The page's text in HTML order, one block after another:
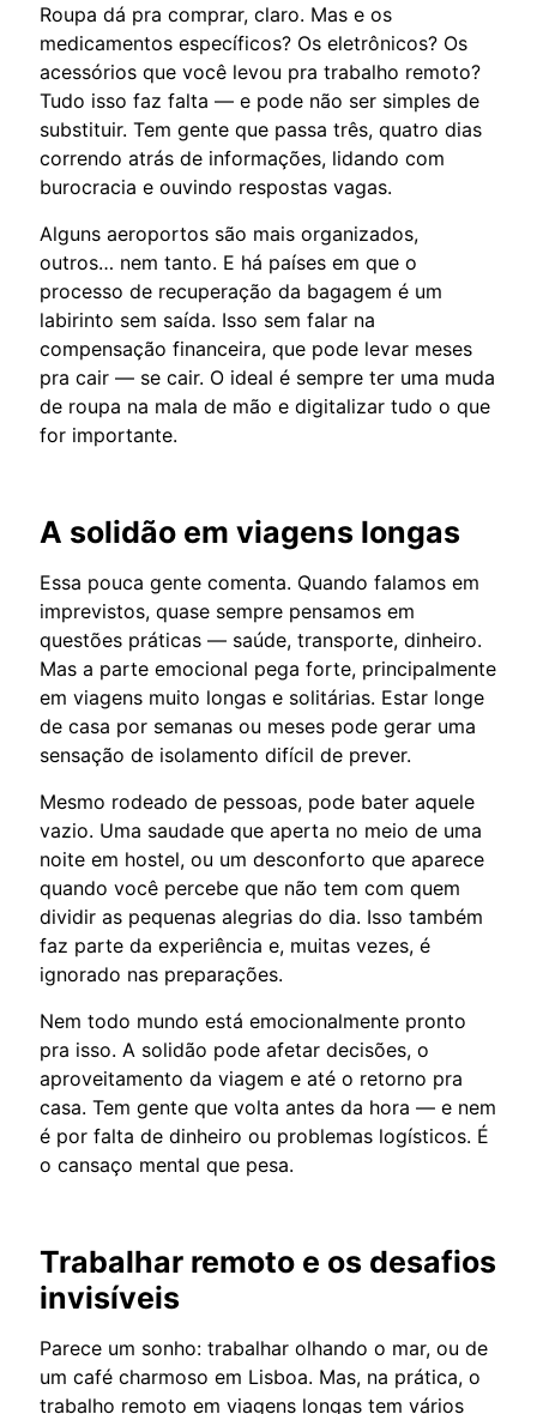
Roupa dá pra comprar, claro. Mas e os
medicamentos específicos? Os eletrônicos? Os
acessórios que você levou pra trabalho remoto?
Tudo isso faz falta — e pode não ser simples de
substituir. Tem gente que passa três, quatro dias
correndo atrás de informações, lidando com
burocracia e ouvindo respostas vagas.
Alguns aeroportos são mais organizados,
outros… nem tanto. E há países em que o
processo de recuperação da bagagem é um
labirinto sem saída. Isso sem falar na
compensação financeira, que pode levar meses
pra cair — se cair. O ideal é sempre ter uma muda
de roupa na mala de mão e digitalizar tudo o que
for importante.
A solidão em viagens longas
Essa pouca gente comenta. Quando falamos em
imprevistos, quase sempre pensamos em
questões práticas — saúde, transporte, dinheiro.
Mas a parte emocional pega forte, principalmente
em viagens muito longas e solitárias. Estar longe
de casa por semanas ou meses pode gerar uma
sensação de isolamento difícil de prever.
Mesmo rodeado de pessoas, pode bater aquele
vazio. Uma saudade que aperta no meio de uma
noite em hostel, ou um desconforto que aparece
quando você percebe que não tem com quem
dividir as pequenas alegrias do dia. Isso também
faz parte da experiência e, muitas vezes, é
ignorado nas preparações.
Nem todo mundo está emocionalmente pronto
pra isso. A solidão pode afetar decisões, o
aproveitamento da viagem e até o retorno pra
casa. Tem gente que volta antes da hora — e nem
é por falta de dinheiro ou problemas logísticos. É
o cansaço mental que pesa.
Trabalhar remoto e os desafios
invisíveis
Parece um sonho: trabalhar olhando o mar, ou de
um café charmoso em Lisboa. Mas, na prática, o
trabalho remoto em viagens longas tem vários